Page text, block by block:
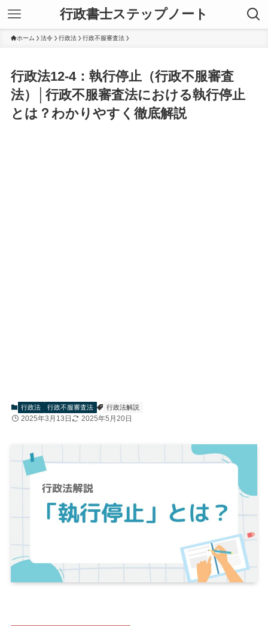
行政書士ステップノート
ホーム 法令 行政法 行政不服審査法
行政法12-4：執行停止（行政不服審査
法）│行政不服審査法における執行停止
とは？わかりやすく徹底解説
行政法 行政不服審査法 行政法解説
2025年3月13日 2025年5月20日